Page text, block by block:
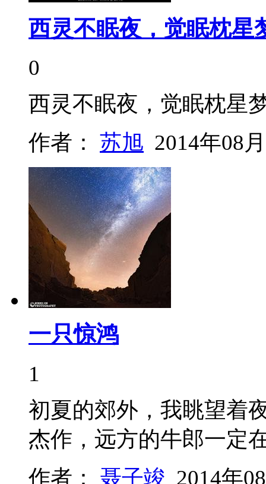
西灵不眠夜，觉眠枕星
0
西灵不眠夜，觉眠枕星
作者： 苏旭 2014年08
一只惊鸿
1
初夏的郊外，我眺望着
杰作，远方的牛郎一定
作者： 聂子竣 2014年